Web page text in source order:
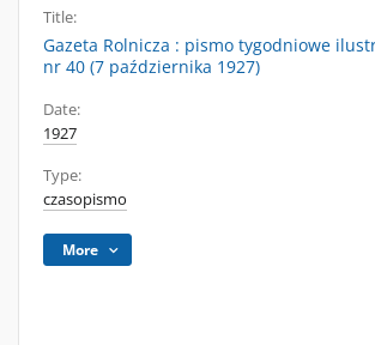
Title:
Gazeta Rolnicza : pismo tygodniowe
nr 40 (7 października 1927)
Date:
1927
Type:
czasopismo
More